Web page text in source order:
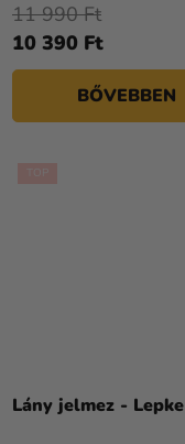
10 390 Ft
11 990 Ft
BŐVEBBEN
Lány jelmez - Lepke